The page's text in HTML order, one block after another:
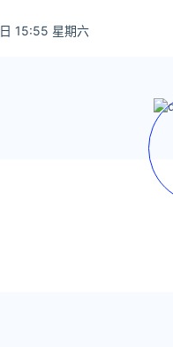
日 15:55 星期六